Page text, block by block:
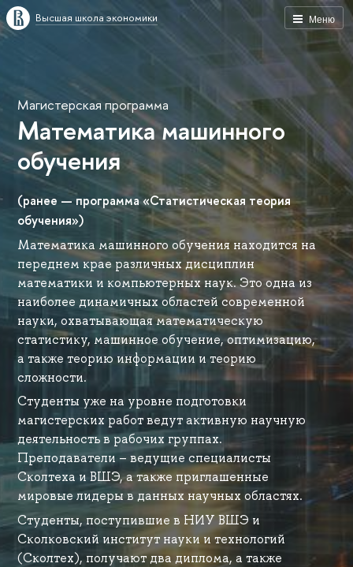
Меню
Высшая школа экономики
Магистерская программа
Математика машинного
обучения
(ранее — программа «Статистическая теория
обучения»)
Математика машинного обучения находится на
переднем крае различных дисциплин
математики и компьютерных наук. Это одна из
наиболее динамичных областей современной
науки, охватывающая математическую
статистику, машинное обучение, оптимизацию,
а также теорию информации и теорию
сложности.
Студенты уже на уровне подготовки
магистерских работ ведут активную научную
деятельность в рабочих группах.
Преподаватели – ведущие специалисты
Сколтеха и ВШЭ, а также приглашенные
мировые лидеры в данных научных областях.
Студенты, поступившие в НИУ ВШЭ и
Сколковский институт науки и технологий
(Сколтех), получают два диплома, а также